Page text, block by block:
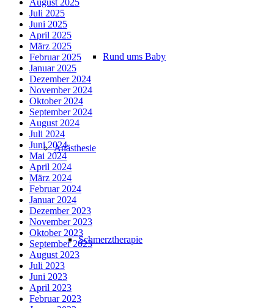
Rund ums Baby
Anästhesie
Schmerztherapie
August 2025
Juli 2025
Juni 2025
April 2025
März 2025
Februar 2025
Januar 2025
Dezember 2024
November 2024
Oktober 2024
September 2024
August 2024
Juli 2024
Juni 2024
Mai 2024
April 2024
März 2024
Februar 2024
Januar 2024
Dezember 2023
November 2023
Oktober 2023
September 2023
August 2023
Juli 2023
Juni 2023
April 2023
Februar 2023